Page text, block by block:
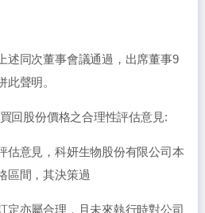
述同次董事會議通過，出席董事9
此聲明。
回股份價格之合理性評估意見:
估意見，科妍生物股份有限公司本
區間，其決策過
定亦屬合理，且未來執行時對公司